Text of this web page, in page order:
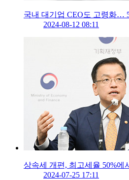
국내 대기업 CEO도 고령화…
2024-08-12 08:11
상속세 개편, 최고세율 50%에
2024-07-25 17:11